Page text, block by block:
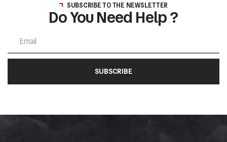
SUBSCRIBE TO THE NEWSLETTER
Do You Need Help ?
SUBSCRIBE